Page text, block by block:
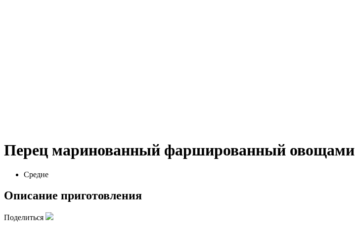
Перец маринованный фаршированный овощами
Средне
Описание приготовления
Поделиться